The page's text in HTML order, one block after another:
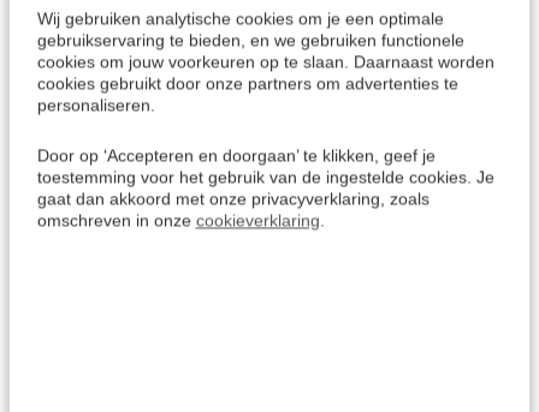
Wij gebruiken analytische cookies om je een optimale
gebruikservaring te bieden, en we gebruiken functionele
cookies om jouw voorkeuren op te slaan. Daarnaast worden
cookies gebruikt door onze partners om advertenties te
personaliseren.
Door op ‘Accepteren en doorgaan’ te klikken, geef je
toestemming voor het gebruik van de ingestelde cookies. Je
gaat dan akkoord met onze privacyverklaring, zoals
omschreven in onze cookieverklaring
Portugees (Europees), Portugees (en Braziliaans),
Roemeens, Russisch, Servisch, Slowaaks, Sloveens,
Swahili (Kenia, Tanzania), Zweeds, Tagalog, Tamil (+ 4
accenten), Telugu, Thais, Turks, Urdu, Vietnamees (+ 2
accenten).
Dialecten zoals:14 soorten Engels: Australisch, Brits
(UK), Indiaas Engels, Ierland, USA (Amerikaans),
Canada,Australië,Nieuwzeeland, India, Philipines,